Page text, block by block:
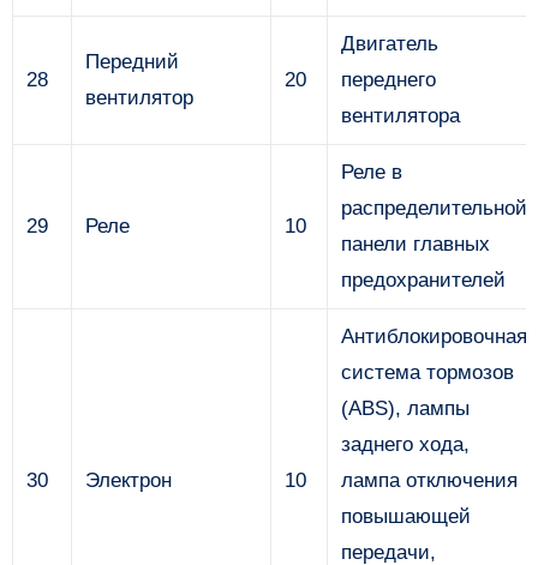
28
Передний
вентилятор
20
Двигатель
переднего
вентилятора
29 Реле 10
Реле в
распределительной
панели главных
предохранителей
30 Электрон 10
Антиблокировочная
система тормозов
(ABS), лампы
заднего хода,
лампа отключения
повышающей
передачи,